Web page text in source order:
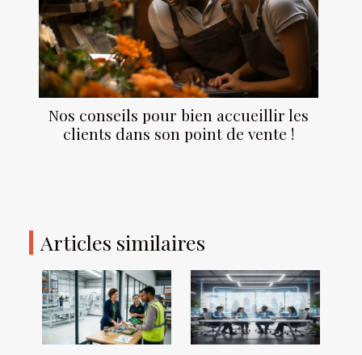
Nos conseils pour bien accueillir les
clients dans son point de vente !
Articles similaires